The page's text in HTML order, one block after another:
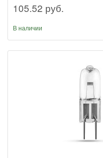
105.52 руб.
В наличии